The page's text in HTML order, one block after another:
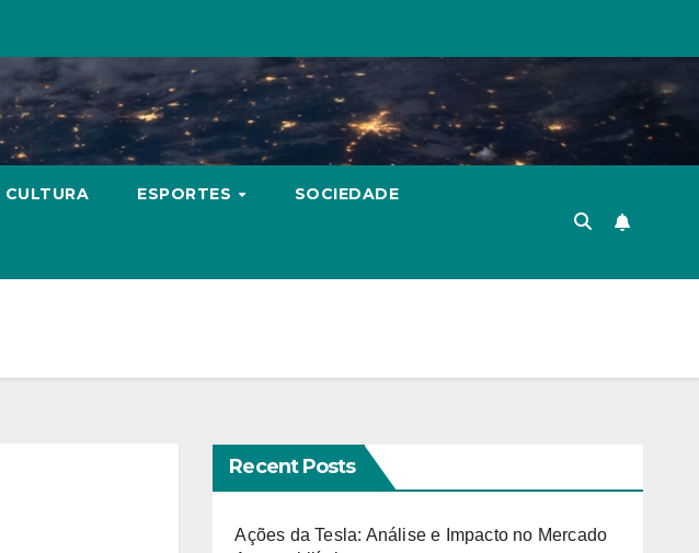
CULTURA ESPORTES SOCIEDADE
Recent Posts
Ações da Tesla: Análise e Impacto no Mercado